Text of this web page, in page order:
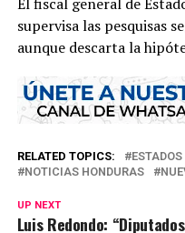
supervisa las pesquisas
aunque descarta la
RELATED TOPICS:
NOTICIAS HONDURAS
UP NEXT
Luis Redondo: